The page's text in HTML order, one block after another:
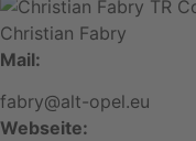
Christian Fabry
Mail:
fabry@alt-opel.eu
Webseite: